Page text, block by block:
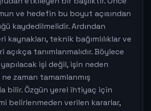
ve hedefin bu boyut açısından
kaydedilmelidir. Ardından
kaynakları, teknik bağımlılıklar ve
tanımlanmalıdır. Böylece
işi değil, işin neden
ne zaman tamamlanmış
bilir. Özgün yerel ihtiyaç için
belirlenmeden verilen kararlar,